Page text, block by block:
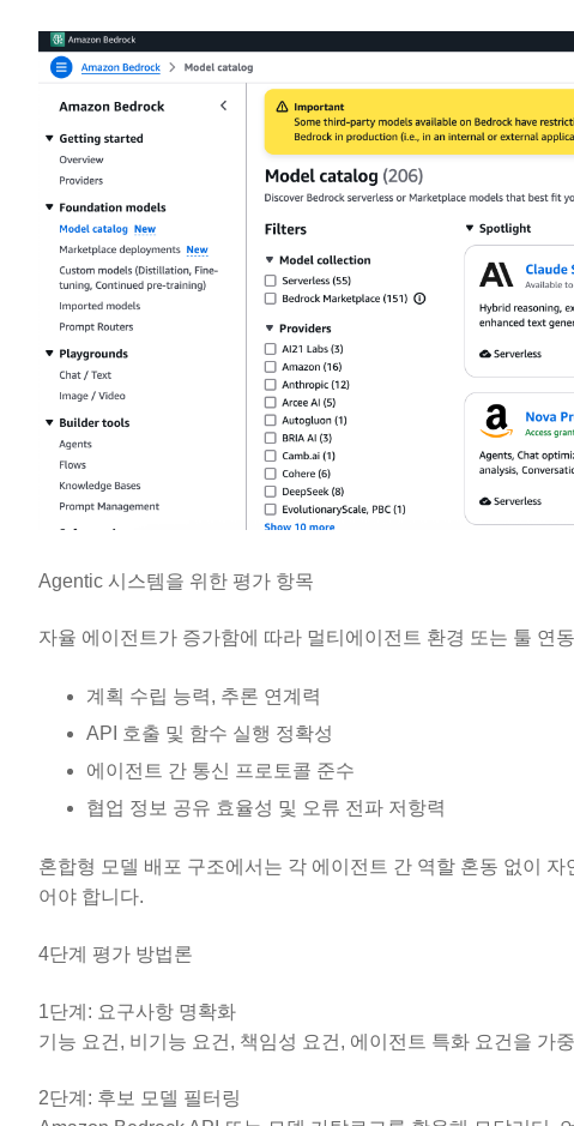
Agentic 시스템을 위한 평가 항목
자율 에이전트가 증가함에 따라 멀티에이전트 환경 또는 툴 연
계획 수립 능력, 추론 연계력
API 호출 및 함수 실행 정확성
에이전트 간 통신 프로토콜 준수
협업 정보 공유 효율성 및 오류 전파 저항력
혼합형 모델 배포 구조에서는 각 에이전트 간 역할 혼동 없이
어야 합니다.
4단계 평가 방법론
1단계: 요구사항 명확화
기능 요건, 비기능 요건, 책임성 요건, 에이전트 특화 요건을 가
2단계: 후보 모델 필터링